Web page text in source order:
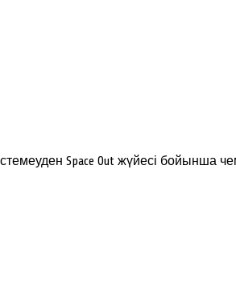
Space Out жүйесі бойынша